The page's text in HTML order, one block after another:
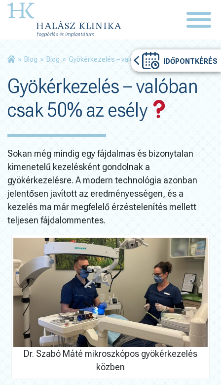
IDŐPONTKÉRÉS
» Blog » Blog » Gyökérkezelés – valóban csak 50% az esély
Gyökérkezelés – valóban
csak 50% az esély
Sokan még mindig egy fájdalmas és bizonytalan
kimenetelű kezelésként gondolnak a
gyökérkezelésre. A modern technológia azonban
jelentősen javított az eredményességen, és a
kezelés ma már megfelelő érzéstelenítés mellett
teljesen fájdalommentes.
Dr. Szabó Máté mikroszkópos gyökérkezelés
közben